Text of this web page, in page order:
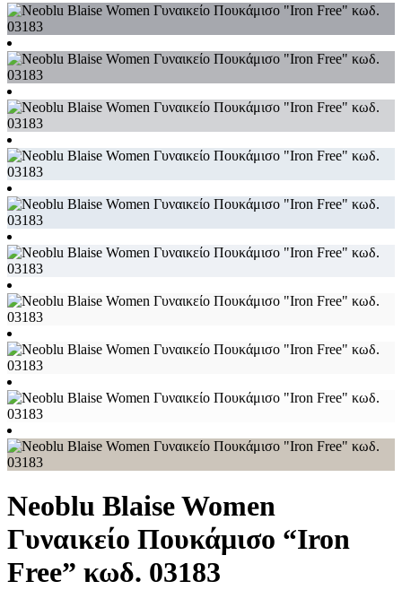
Neoblu Blaise Women
Γυναικείο Πουκάμισο “Iron
Free” κωδ. 03183